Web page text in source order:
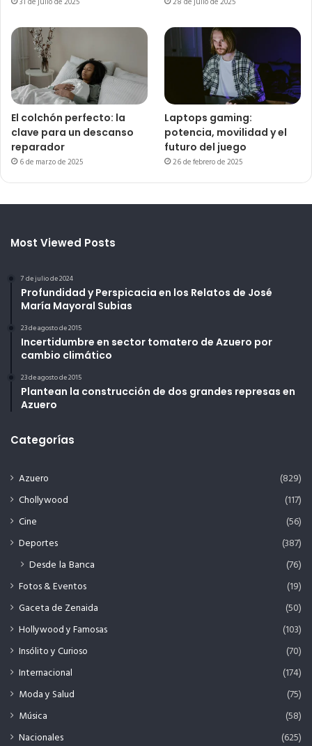
El colchón perfecto: la
clave para un descanso
reparador
6 de marzo de 2025
Laptops gaming:
potencia, movilidad y el
futuro del juego
26 de febrero de 2025
Most Viewed Posts
7 de julio de 2024
Profundidad y Perspicacia en los Relatos de José
María Mayoral Subias
23 de agosto de 2015
Incertidumbre en sector tomatero de Azuero por
cambio climático
23 de agosto de 2015
Plantean la construcción de dos grandes represas en
Azuero
Categorías
Azuero
(829)
Chollywood
(117)
Cine
(56)
Deportes
(387)
Desde la Banca (76)
Fotos & Eventos
(19)
Gaceta de Zenaida
(50)
Hollywood y Famosas
(103)
Insólito y Curioso
(70)
Internacional
(174)
Moda y Salud
(75)
Música
(58)
Nacionales
(625)